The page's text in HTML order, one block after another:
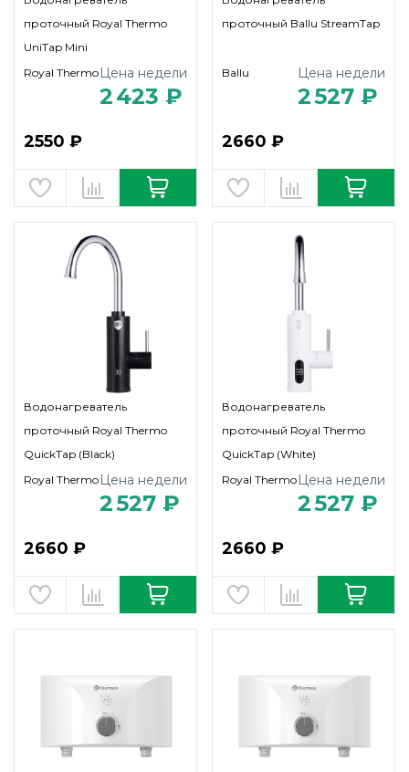
проточный Royal Thermo
UniTap Mini
Royal Thermo Цена недели
2 423 ₽
2550 ₽
проточный Ballu StreamTap
Ballu Цена недели
2 527 ₽
2660 ₽
Водонагреватель
проточный Royal Thermo
QuickTap (Black)
Royal Thermo Цена недели
2 527 ₽
2660 ₽
Водонагреватель
проточный Royal Thermo
QuickTap (White)
Royal Thermo Цена недели
2 527 ₽
2660 ₽